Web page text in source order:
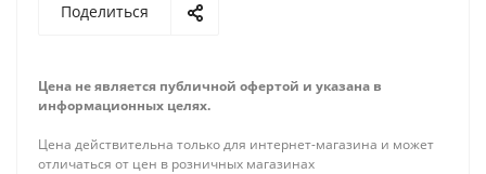
Поделиться
Цена не является публичной офертой и указана в
информационных целях.
Цена действительна только для интернет-магазина и может
отличаться от цен в розничных магазинах